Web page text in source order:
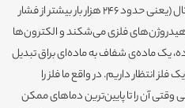
فشارهای بسیار بالا، حدود 25 گیگاپاسکال (یعنی حدود 246 هزار بار بیشتر از فشار
فلزی می‌شکند و الکترون‌ها
یک ماده‌ی شفاف به ماده‌ای براق تبدیل
انتظار داریم. در واقع ما فلز را
آن را تا پایین‌ترین دماهای ممکن